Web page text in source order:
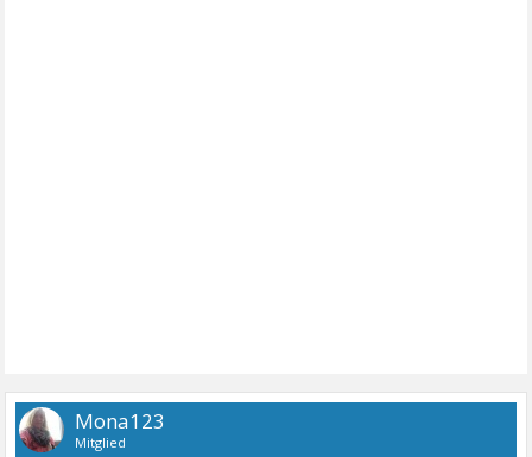
Mona123
Mitglied